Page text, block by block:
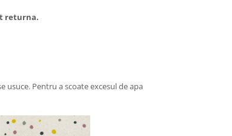
returna.
usuce. Pentru a scoate excesul de apa